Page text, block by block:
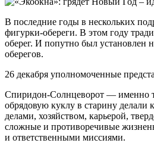
В последние годы в нескольких
фигурки-обереги. В этом году
оберег. И попутно был установлен
оберегов.
26 декабря уполномоченные
Спиридон-Солнцеворот — именно
обрядовую куклу в старину
делами, хозяйством, карьерой,
сложные и противоречивые
и ответственными миссиями.